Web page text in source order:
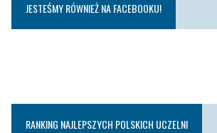
JESTEŚMY RÓWNIEŻ NA FACEBOOKU!
RANKING NAJLEPSZYCH POLSKICH UCZELNI